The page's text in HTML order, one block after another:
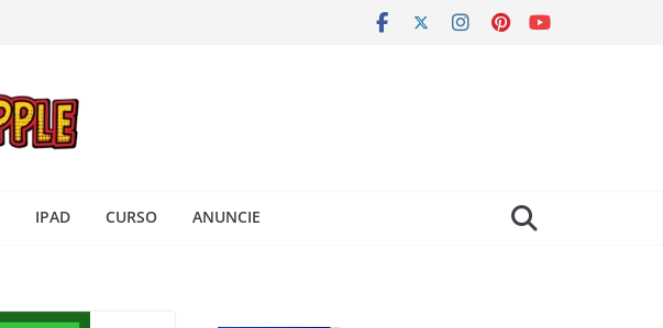
IPAD CURSO ANUNCIE